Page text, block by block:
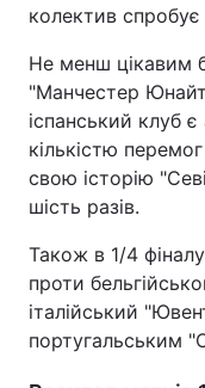
колектив
Не менш цікавим
"Манчестер
іспанський клуб
кількістю
свою історію
шість разів.
Також в 1/4
проти
італійський
португальським